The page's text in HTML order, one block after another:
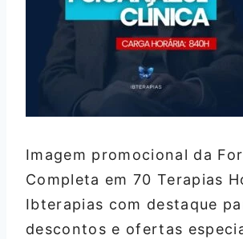
Imagem promocional da
Completa em 70 Terapias
Ibterapias com destaque
descontos e ofertas